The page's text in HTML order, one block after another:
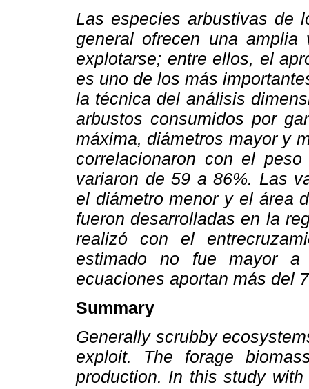
Las especies arbustivas de
general ofrecen una amplia
explotarse; entre ellos, el
es uno de los más
la técnica del análisis
arbustos consumidos por
máxima, diámetros mayor y
correlacionaron con el
variaron de 59 a 86%. Las
el diámetro menor y el área
fueron desarrolladas en la
realizó con el
estimado no fue mayor
ecuaciones aportan más del
Summary
Generally scrubby
exploit. The forage
production. In this study